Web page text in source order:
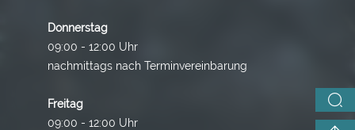
Donnerstag
09:00 - 12:00 Uhr
nachmittags nach Terminvereinbarung
Freitag
09:00 - 12:00 Uhr